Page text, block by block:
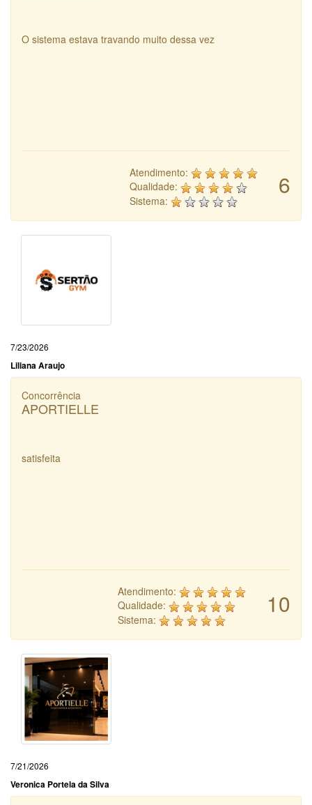
O sistema estava travando muito dessa vez
6
Atendimento:
Qualidade:
Sistema:
7/23/2026
Liliana Araujo
Concorrência
APORTIELLE
satisfeita
10
Atendimento:
Qualidade:
Sistema:
7/21/2026
Veronica Portela da Silva